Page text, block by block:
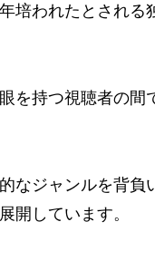
培われたとされ
を持つ視聴者の間
なジャンルを背
開しています。